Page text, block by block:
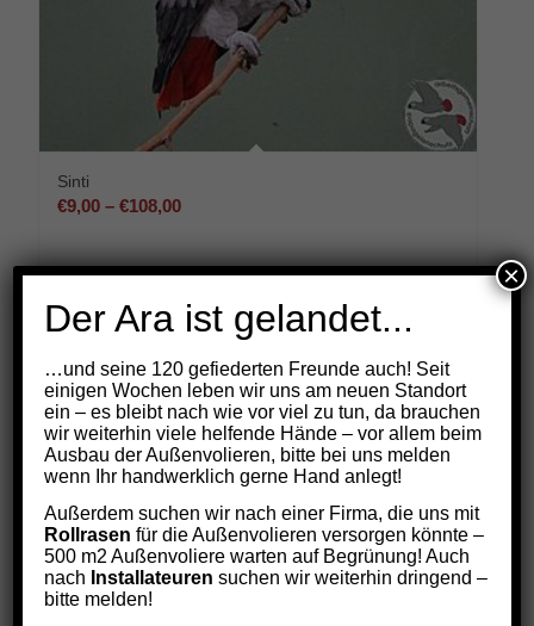
Sinti
€9,00 –€108,00Preisspanne:
bis
Der Ara ist gelandet...
…und seine 120 gefiederten Freunde auch! Seit
einigen Wochen leben wir uns am neuen Standort
ein – es bleibt nach wie vor viel zu tun, da brauchen
wir weiterhin viele helfende Hände – vor allem beim
Ausbau der Außenvolieren, bitte bei uns melden
wenn Ihr handwerklich gerne Hand anlegt!
Außerdem suchen wir nach einer Firma, die uns mit
Rollrasen für die Außenvolieren versorgen könnte –
500 m2 Außenvoliere warten auf Begrünung! Auch
nach Installateuren suchen wir weiterhin dringend –
bitte melden!
×